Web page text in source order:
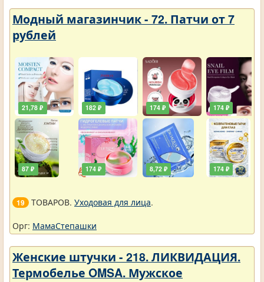
Модный магазинчик - 72. Патчи от 7
рублей
21,78 ₽
87 ₽
182 ₽
174 ₽
174 ₽
8,72 ₽
174 ₽
174 ₽
19 ТОВАРОВ. Уходовая для лица.
Орг: МамаСтепашки
Женские штучки - 218. ЛИКВИДАЦИЯ.
Термобелье OMSA. Мужское